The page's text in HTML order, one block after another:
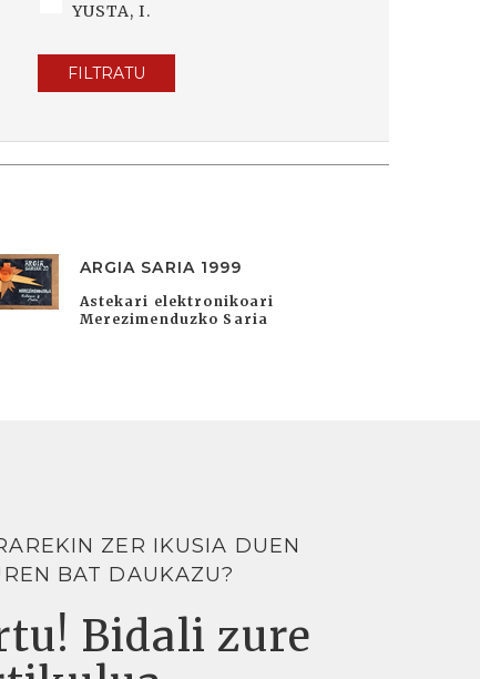
YUSTA, I.
FILTRATU
ARGIA SARIA 1999
Astekari elektronikoari
Merezimenduzko Saria
ZER IKUSIA DUEN
BAT DAUKAZU?
Bidali zure